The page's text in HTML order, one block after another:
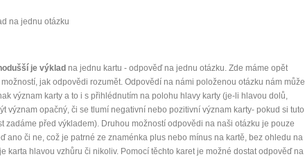
na jednu otázku
je výklad na jednu kartu - odpověď na jednu otázku. Zde máme opět
jak odpovědi rozumět. Odpovědí na námi položenou otázku nám může
význam karty a to i s přihlédnutím na polohu hlavy karty (je-li hlavou dolů,
význam opačný, či se tlumí negativní nebo pozitivní význam karty- pokud si tuto
zadáme před výkladem). Druhou možností odpovědi na naši otázku je pouze
ano či ne, což je patrné ze znaménka plus nebo mínus na kartě, bez ohledu na
karta hlavou vzhůru či nikoliv. Pomocí těchto karet je možné dostat odpověď na